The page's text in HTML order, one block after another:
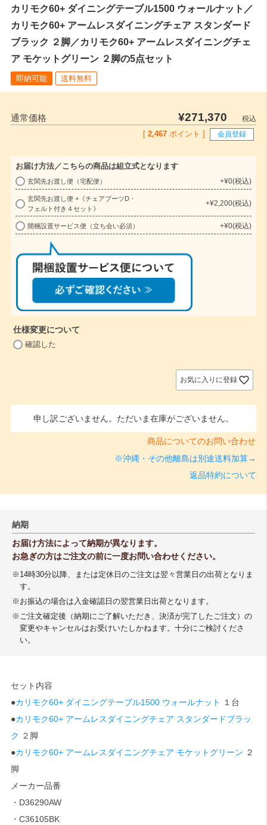
カリモク60+ ダイニングテーブル1500 ウォールナット／
カリモク60+ アームレスダイニングチェア スタンダード
ブラック ２脚／カリモク60+ アームレスダイニングチェ
ア モケットグリーン ２脚の5点セット
即納可能 送料無料
通常価格 ¥271,370
税込
2,467 ポイント ] 会員登録
お届け方法／こちらの商品は組立式となります
須
玄関先お渡し便（宅配便） +¥0 税込
玄関先お渡し便 +《チェアブーツD・
フェルト付き４セット》
+¥2,200 税込
開梱設置サービス便（立ち会い必須） +¥0 税込
仕様変更について
確認した
お気に入りに登録
申し訳ございません。ただいま在庫がございません。
商品についてのお問い合わせ
※沖縄・その他離島は別途送料加算→
返品特約について
納期
お届け方法によって納期が異なります。
お急ぎの方はご注文の前に一度お問い合わせください。
※14時30分以降、または定休日のご注文は翌々営業日の出荷となりま
す。
※お振込の場合は入金確認日の翌営業日出荷となります。
※ご注文確定後（納期にご了解いただき、決済が完了したご注文）の
変更やキャンセルはお受けいたしかねます。十分にご検討くださ
い。
セット内容
●カリモク60+ ダイニングテーブル1500 ウォールナット
１台
●カリモク60+ アームレスダイニングチェア スタンダードブラッ
ク ２脚
●カリモク60+ アームレスダイニングチェア モケットグリーン ２
脚
メーカー品番
・D36290AW
・C36105BK